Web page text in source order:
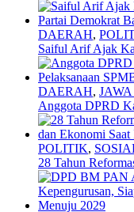
DAERAH,
Saiful Arif Ajak
DAERAH,
Anggota DPRD
POLITIK,
28 Tahun